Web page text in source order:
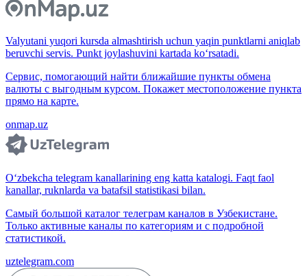
Valyutani yuqori kursda almashtirish uchun yaqin punktlarni aniqlab
beruvchi servis. Punkt joylashuvini kartada ko‘rsatadi.
Сервис, помогающий найти ближайшие пункты обмена
валюты с выгодным курсом. Покажет местоположение пункта
прямо на карте.
onmap.uz
O‘zbekcha telegram kanallarining eng katta katalogi. Faqt faol
kanallar, ruknlarda va batafsil statistikasi bilan.
Самый большой каталог телеграм каналов в Узбекистане.
Только активные каналы по категориям и с подробной
статистикой.
uztelegram.com